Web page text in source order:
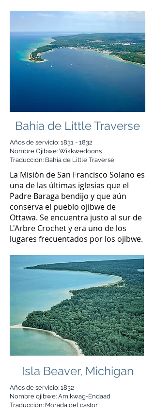
Bahía de Little Traverse
Años de servicio: 1831 - 1832
Nombre Ojibwe: Wikkwedoons
Traducción: Bahía de Little Traverse
La Misión de San Francisco Solano es
una de las últimas iglesias que el
Padre Baraga bendijo y que aún
conserva el pueblo ojibwe de
Ottawa. Se encuentra justo al sur de
L'Arbre Crochet y era uno de los
lugares frecuentados por los ojibwe.
Isla Beaver, Michigan
Años de servicio: 1832
Nombre ojibwe: Amikwag-Endaad
Traducción: Morada del castor